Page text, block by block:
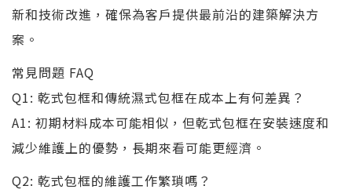
新和技術改進，確保為客戶提供最前沿的建築解決方
案。
常見問題 FAQ
Q1: 乾式包框和傳統濕式包框在成本上有何差異？
A1: 初期材料成本可能相似，但乾式包框在安裝速度和
減少維護上的優勢，長期來看可能更經濟。
Q2: 乾式包框的維護工作繁瑣嗎？